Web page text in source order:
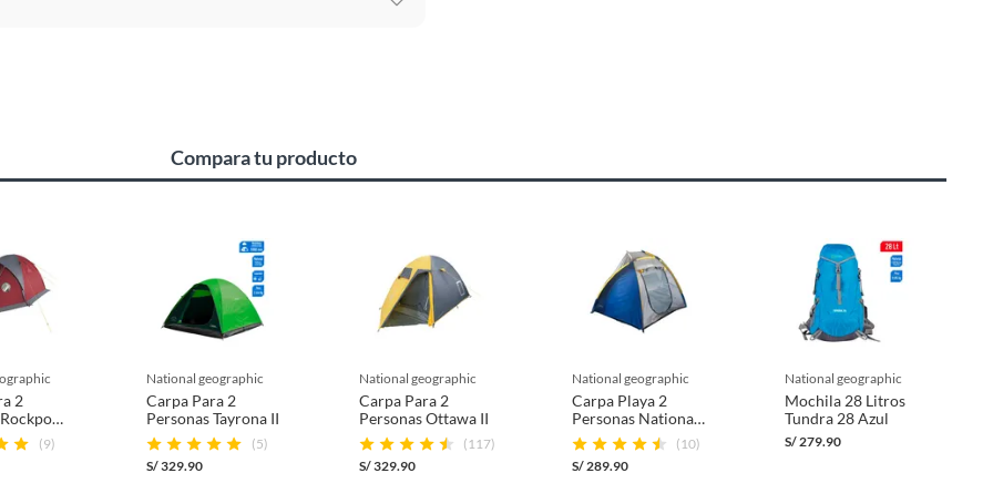
sus etiquetas y/o en sus cajas cerradas con los
tenemoscategorías que cuentan con plazos
Compara tu producto
2
(9)
national geographic
Carpa Para 2
Personas Tayrona II
(5)
S/329.90
national geographic
Carpa Para 2
Personas Ottawa II
(117)
S/329.90
national geographic
Carpa Playa 2
Personas National
Geographic Shelter
Azul
(10)
S/ 289.90
national geographic
Mochila 28 Litros
Tundra 28 Azul
S/ 279.90